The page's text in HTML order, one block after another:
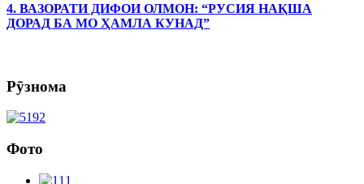
4. ВАЗОРАТИ ДИФОИ ОЛМОН: “РУСИЯ НАҚША
ДОРАД БА МО ҲАМЛА КУНАД”
Рӯзнома
Фото